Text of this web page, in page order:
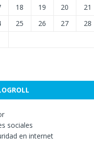
18 19 20 21
25 26 27 28
sociales
en internet